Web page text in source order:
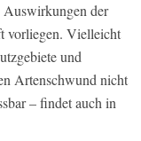
Auswirkungen der
vorliegen. Vielleicht
und
Artenschwund nicht
– findet auch in